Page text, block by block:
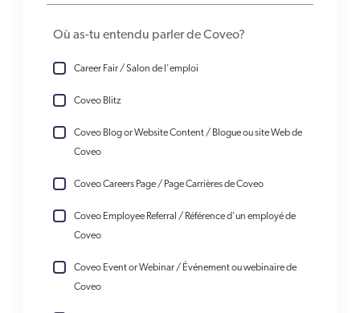
Où as-tu entendu parler de Coveo?
Career Fair / Salon de l'emploi
Coveo Blitz
Coveo Blog or Website Content / Blogue ou site Web de
Coveo
Coveo Careers Page / Page Carrières de Coveo
Coveo Employee Referral / Référence d'un employé de
Coveo
Coveo Event or Webinar / Événement ou webinaire de
Coveo